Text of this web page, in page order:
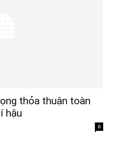
thỏa thuận toàn
hậu
0